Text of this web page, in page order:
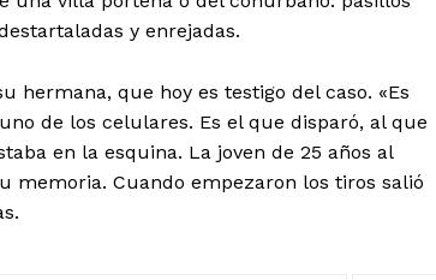
y enrejadas.
hermana, que hoy es testigo del caso. «Es
de los celulares. Es el que disparó, al que
en la esquina. La joven de 25 años al
memoria. Cuando empezaron los tiros salió